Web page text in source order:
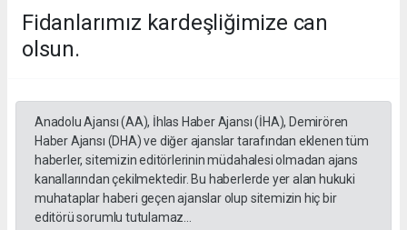
Fidanlarımız kardeşliğimize can
olsun.
Anadolu Ajansı (AA), İhlas Haber Ajansı (İHA), Demirören
Haber Ajansı (DHA) ve diğer ajanslar tarafından eklenen tüm
haberler, sitemizin editörlerinin müdahalesi olmadan ajans
kanallarından çekilmektedir. Bu haberlerde yer alan hukuki
muhataplar haberi geçen ajanslar olup sitemizin hiç bir
editörü sorumlu tutulamaz...